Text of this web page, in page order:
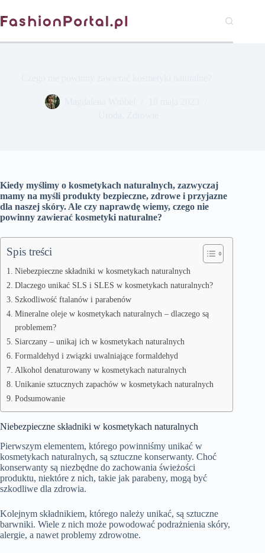
do
treści
Kiedy myślimy o kosmetykach naturalnych, zazwyczaj
mamy na myśli produkty bezpieczne, zdrowe i przyjazne
dla naszej skóry. Ale czy naprawdę wiemy, czego nie
powinny zawierać kosmetyki naturalne?
Spis treści
Niebezpieczne składniki w kosmetykach naturalnych
Dlaczego unikać SLS i SLES w kosmetykach naturalnych?
Szkodliwość ftalanów i parabenów
Mineralne oleje w kosmetykach naturalnych – dlaczego są
problemem?
Siarczany – unikaj ich w kosmetykach naturalnych
Formaldehyd i związki uwalniające formaldehyd
Alkohol denaturowany w kosmetykach naturalnych
Unikanie sztucznych zapachów w kosmetykach naturalnych
Podsumowanie
Niebezpieczne składniki w kosmetykach naturalnych
Pierwszym elementem, którego powinniśmy unikać w
kosmetykach naturalnych, są sztuczne konserwanty. Choć
konserwanty są niezbędne do zachowania świeżości
produktu, niektóre z nich, takie jak parabeny, mogą być
szkodliwe dla zdrowia.
Kolejnym składnikiem, którego należy unikać, są sztuczne
barwniki. Wiele z nich może powodować podrażnienia skóry,
alergie, a nawet problemy zdrowotne.